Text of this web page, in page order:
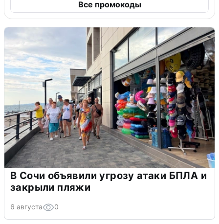
Все промокоды
В Сочи объявили угрозу атаки БПЛА и
закрыли пляжи
6 августа 0